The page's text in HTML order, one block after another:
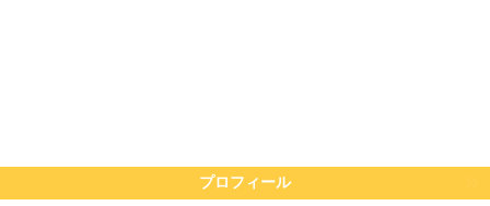
プロフィール